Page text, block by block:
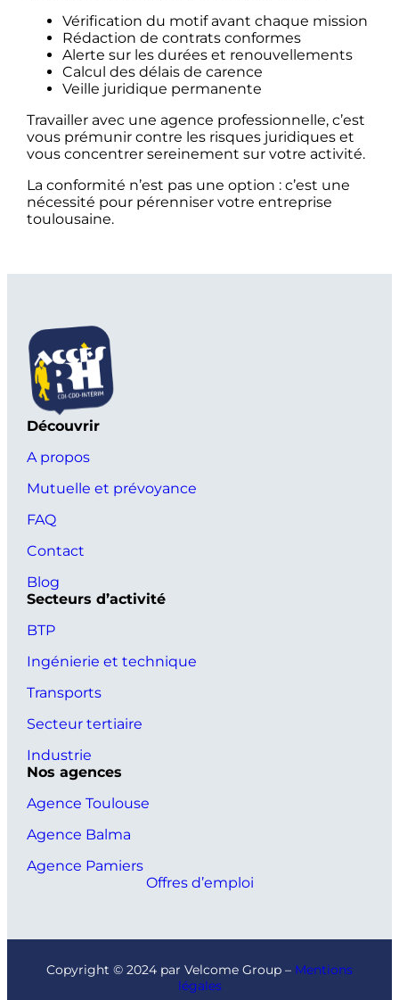
Vérification du motif avant chaque mission
Rédaction de contrats conformes
Alerte sur les durées et renouvellements
Calcul des délais de carence
Veille juridique permanente
Travailler avec une agence professionnelle, c’est
vous prémunir contre les risques juridiques et
vous concentrer sereinement sur votre activité.
La conformité n’est pas une option : c’est une
nécessité pour pérenniser votre entreprise
toulousaine.
Découvrir
A propos
Mutuelle et prévoyance
FAQ
Contact
Blog
Secteurs d’activité
BTP
Ingénierie et technique
Transports
Secteur tertiaire
Industrie
Nos agences
Agence Toulouse
Agence Balma
Agence Pamiers
Offres d’emploi
Copyright © 2024 par Velcome Group – Mentions
légales